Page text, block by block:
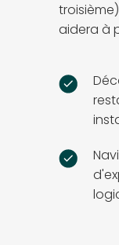
aidera à